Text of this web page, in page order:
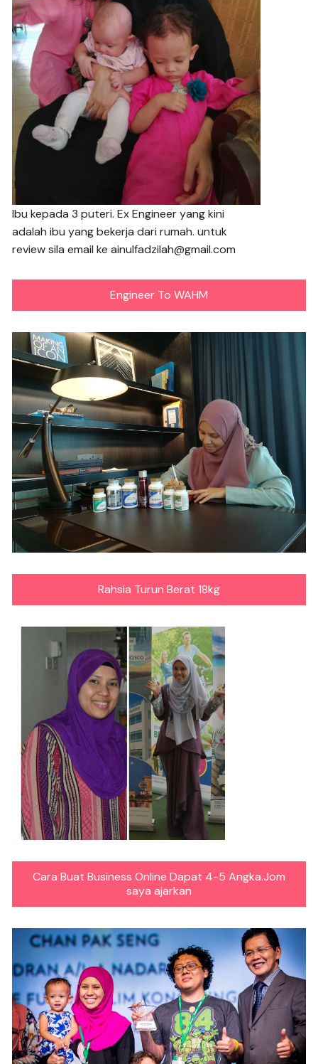
Ibu kepada 3 puteri. Ex Engineer yang kini
adalah ibu yang bekerja dari rumah. untuk
review sila email ke ainulfadzilah@gmail.com
Engineer To WAHM
Rahsia Turun Berat 18kg
Cara Buat Business Online Dapat 4-5 Angka.Jom
saya ajarkan